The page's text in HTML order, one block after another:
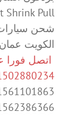
Pull “
شحن
الكويت
اتصل فورا